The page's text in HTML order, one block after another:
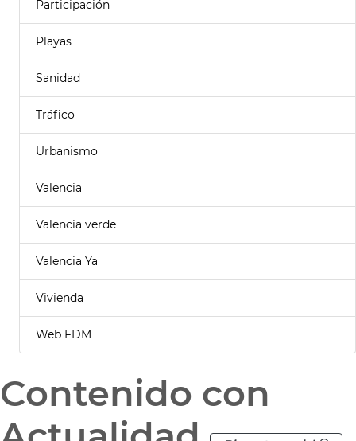
Participación
Playas
Sanidad
Tráfico
Urbanismo
Valencia
Valencia verde
Valencia Ya
Vivienda
Web FDM
Contenido con